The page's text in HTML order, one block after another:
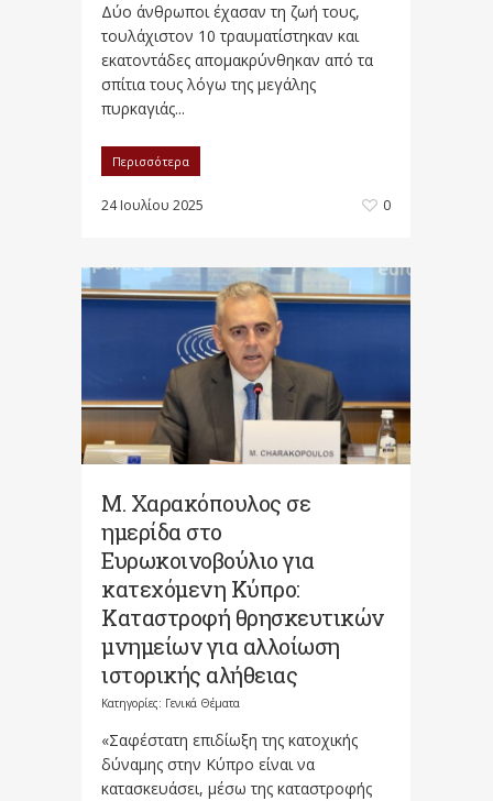
Δύο άνθρωποι έχασαν τη ζωή τους,
τουλάχιστον 10 τραυματίστηκαν και
εκατοντάδες απομακρύνθηκαν από τα
σπίτια τους λόγω της μεγάλης
πυρκαγιάς...
Περισσότερα
24 Ιουλίου 2025 0
Μ. Χαρακόπουλος σε
ημερίδα στο
Ευρωκοινοβούλιο για
κατεχόμενη Κύπρο:
Καταστροφή θρησκευτικών
μνημείων για αλλοίωση
ιστορικής αλήθειας
Κατηγορίες: Γενικά Θέματα
«Σαφέστατη επιδίωξη της κατοχικής
δύναμης στην Κύπρο είναι να
κατασκευάσει, μέσω της καταστροφής